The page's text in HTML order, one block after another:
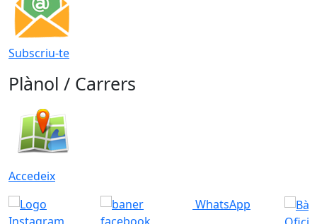
Subscriu-te
Plànol / Carrers
Accedeix
WhatsApp